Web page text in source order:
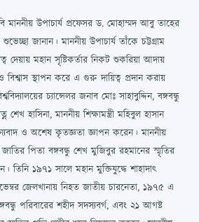
মাননীয় উপাচার্য প্রফেসর ড. মোহাম্মদ আবু তাহের
জানান। মাননীয় উপাচার্য তাঁকে চট্টগ্রাম
দেয়ায় মহান সৃষ্টিকর্তার নিকট শুকরিয়া আদায়
স্থাপন করে এ গুরু দায়িত্ব প্রদান করায়
চ্যান্সেলর জনাব মোঃ সাহাবুদ্দিন, বঙ্গবন্ধু
শেখ হাসিনা, মাননীয় শিক্ষামন্ত্রী মহিবুল হাসান
ও অশেষ কৃতজ্ঞতা জ্ঞাপন করেন। মাননীয়
পিতা বঙ্গবন্ধু শেখ মুজিবুর রহমানের স্মৃতির
তিনি ১৯৭১ সালে মহান মুক্তিযুদ্ধে শাহাদাৎ
জেলখানায় নিহত জাতীয় চারনেতা, ১৯৭৫ এ
পরিবারের শহীদ সদস্যবর্গ, এবং ২১ আগষ্ট